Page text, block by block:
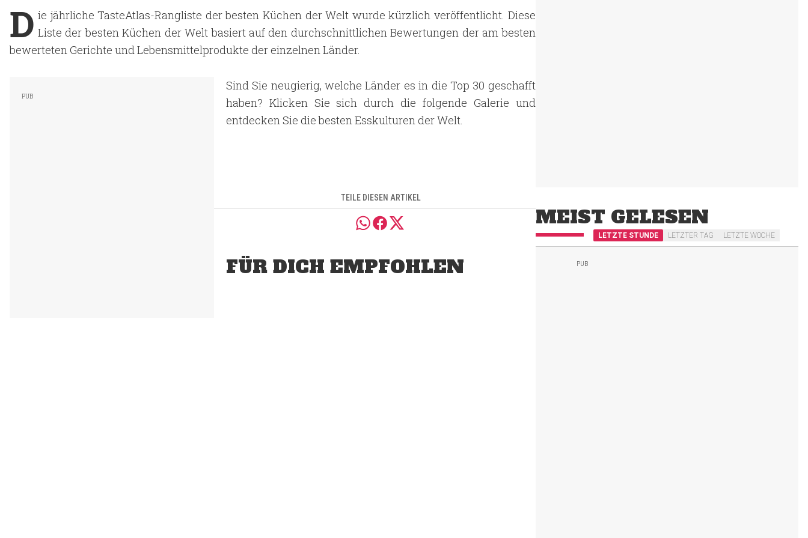
D ie jährliche TasteAtlas-Rangliste der besten Küchen der Welt wurde kürzlich veröffentlicht. Diese
Liste der besten Küchen der Welt basiert auf den durchschnittlichen Bewertungen der am besten
bewerteten Gerichte und Lebensmittelprodukte der einzelnen Länder.
Sind Sie neugierig, welche Länder es in die Top 30 geschafft
haben? Klicken Sie sich durch die folgende Galerie und
entdecken Sie die besten Esskulturen der Welt.
TEILE DIESEN ARTIKEL
FÜR DICH EMPFOHLEN
MEIST GELESEN
LETZTE STUNDE LETZTER TAG LETZTE WOCHE